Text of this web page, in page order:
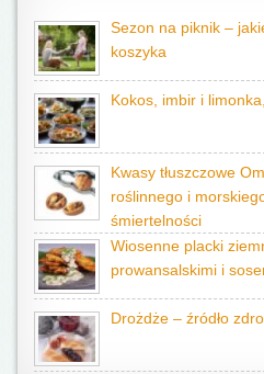
Sezon na piknik –
koszyka
Kokos, imbir i
Kwasy tłuszczowe
roślinnego i
śmiertelności
Wiosenne placki
prowansalskimi i
Drożdże – źródło